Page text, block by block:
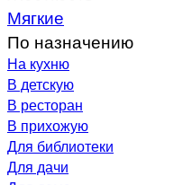
Мягкие
По назначению
На кухню
В детскую
В ресторан
В прихожую
Для библиотеки
Для дачи